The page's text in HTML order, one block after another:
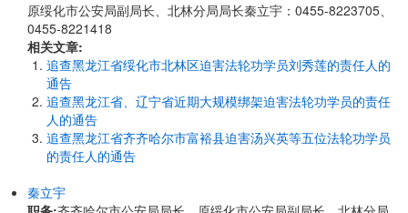
原绥化市公安局副局长、北林分局局长秦立宇：0455-8223705、
0455-8221418
相关文章:
追查黑龙江省绥化市北林区迫害法轮功学员刘秀莲的责任人的
通告
追查黑龙江省、辽宁省近期大规模绑架迫害法轮功学员的责任
人的通告
追查黑龙江省齐齐哈尔市富裕县迫害汤兴英等五位法轮功学员
的责任人的通告
秦立宇